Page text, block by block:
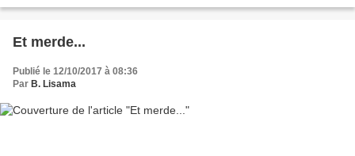
Et merde...
Publié le 12/10/2017 à 08:36
Par B. Lisama